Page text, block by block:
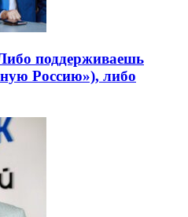
поддерживаешь
Россию»), либо